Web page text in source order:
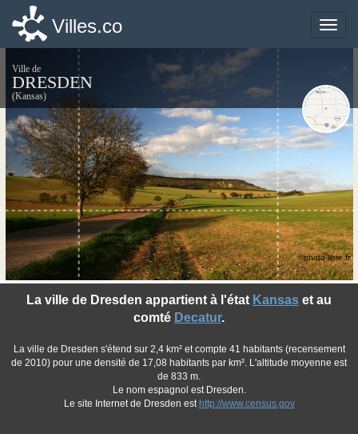
Toggle
Villes.co
Ville de
DRESDEN
(Kansas)
La ville de Dresden appartient à l'état Kansas et au
comté Decatur.
La ville de Dresden s'étend sur 2,4 km² et compte 41 habitants (recensement
de 2010) pour une densité de 17,08 habitants par km². L'altitude moyenne est
de 833 m.
Le nom espagnol est Dresden.
Le site Internet de Dresden est http://www.census.gov
©photo-libre.fr
Toggle
Villes.co